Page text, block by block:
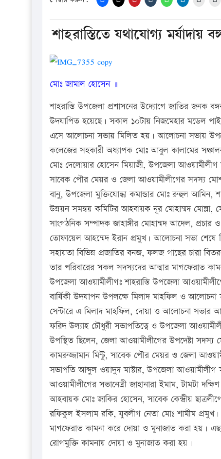
শাহরাস্তিতে যথাযোগ্য মর্যাদায়
মোঃ জামাল হোসেন ॥
শাহরাস্তি উপজেলা প্রশাসনের উদ্যোগে জাতির জনক
উদযাপিত হয়েছে। সকাল ১০টায় নিজমেহার মডেল
এসে আলোচনা সভায় মিলিত হয়। আলোচনা সভায়
কলেজের সহকারী অধ্যাপক মোঃ আবুল কালামের
মোঃ দেলোয়ার হোসেন মিয়াজী, উপজেলা আওয়ামীলীগ
সাবেক পৌর মেয়র ও জেলা আওয়ামীলীগের সদস্য
বানু, উপজেলা মুক্তিযোদ্ধা কমান্ডার মোঃ রুহুল আমিন,
উন্নয়ন সমন্বয় কমিটির আহবায়ক নূর মোহাম্মদ
সাংগঠনিক সম্পাদক জাহাঙ্গীর মোহাম্মদ আদেল,
তোফায়েল আহম্মেদ ইরান প্রমুখ। আলোচনা সভা শেষে
সহায়তা বিভিন্ন প্রজাতির বনজ, ফলজ গাছের চারা
তার পরিবারের সকল সদস্যদের আত্মার মাগফেরাত
উপজেলা আওয়ামীলীগঃ শাহরাস্তি উপজেলা
বার্ষিকী উদযাপন উপলক্ষে মিলাদ মাহফিল ও আলোচনা
সেন্টারে এ মিলাদ মাহফিল, দোয়া ও আলোচনা
ফরিদ উল্যাহ চৌধুরী সভাপতিত্বে ও উপজেলা
উপস্থিত ছিলেন, জেলা আওয়ামীলীগের উপদেষ্টা
কামরুজ্জামান মিন্টু, সাবেক পৌর মেয়র ও জেলা
সভাপতি আব্দুল ওয়াদুদ মাস্টার, উপজেলা আওয়ামীলীগ
আওয়ামীলীগের সভানেত্রী জাহানারা ইমাম, টামটা
আহবায়ক মোঃ জাকির হোসেন, সাবেক কেন্দ্রীয়
রফিকুল ইসলাম রকি, যুবলীগ নেতা মোঃ শামীম
মাগফেরাত কামনা করে দোয়া ও মুনাজাত করা হয়।
রোগমুক্তি কামনায় দোয়া ও মুনাজাত করা হয়।